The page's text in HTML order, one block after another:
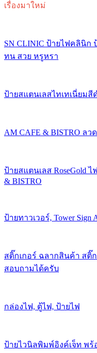
เรื่องมาใหม่
SN CLINIC ป้ายไฟคลินิ
ทน สวย หรูหรา
ป้ายสแตนเลสไทเทเนี่ยม
AM CAFE & BISTRO ลว
ป้ายสแตนเลส RoseGold
& BISTRO
ป้ายทาวเวอร์, Tower Sign
สติ๊กเกอร์ ฉลากสินค้า สติ๊
สอบถามได้ครับ
กล่องไฟ, ตู้ไฟ, ป้ายไฟ
ป้ายไวนิลพิมพ์อิงค์เจ็ท พร้